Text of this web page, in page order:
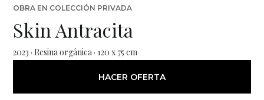
OBRA EN COLECCIÓN PRIVADA
Skin Antracita
2023 · Resina orgánica · 120 x 75 cm
HACER OFERTA